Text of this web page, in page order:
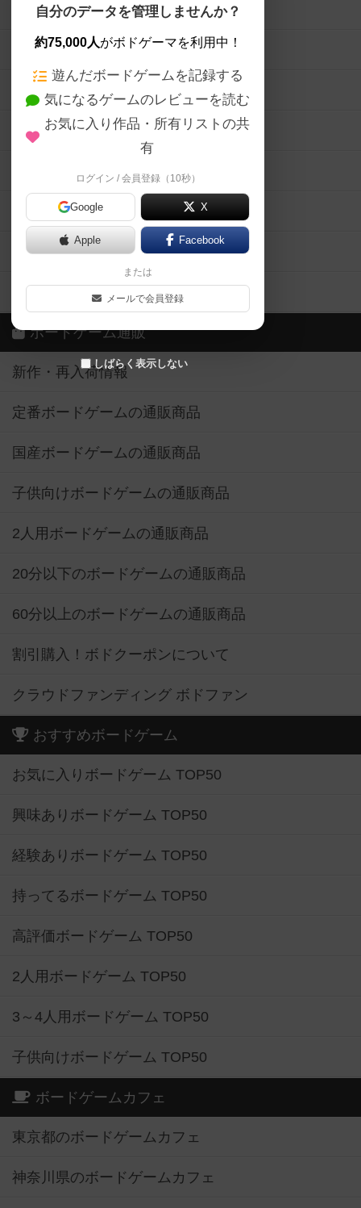
自分のデータを管理しませんか？
約75,000人がボドゲーマを利用中！
遊んだボードゲームを記録する
気になるゲームのレビューを読む
お気に入り作品・所有リストの共
有
ログイン / 会員登録（10秒）
Google X
Apple Facebook
または
メールで会員登録
しばらく表示しない
ボードゲームを検索する
ボードゲームの新着レビュー
ボードゲーム会情報
メカニクス特集
掲示板・トピックス
ボドとも・会員一覧
ボードゲーム業界コラム
ボドゲーマご利用案内
ボードゲーム通販
新作・再入荷情報
定番ボードゲームの通販商品
国産ボードゲームの通販商品
子供向けボードゲームの通販商品
2人用ボードゲームの通販商品
20分以下のボードゲームの通販商品
60分以上のボードゲームの通販商品
割引購入！ボドクーポンについて
クラウドファンディング ボドファン
おすすめボードゲーム
お気に入りボードゲーム TOP50
興味ありボードゲーム TOP50
経験ありボードゲーム TOP50
持ってるボードゲーム TOP50
高評価ボードゲーム TOP50
2人用ボードゲーム TOP50
3～4人用ボードゲーム TOP50
子供向けボードゲーム TOP50
ボードゲームカフェ
東京都のボードゲームカフェ
神奈川県のボードゲームカフェ